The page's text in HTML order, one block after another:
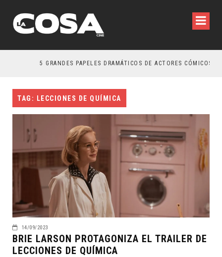
5 GRANDES PAPELES DRAMÁTICOS DE ACTORES CÓMICOS
TAG: LECCIONES DE QUÍMICA
14/09/2023
BRIE LARSON PROTAGONIZA EL TRAILER DE
LECCIONES DE QUÍMICA